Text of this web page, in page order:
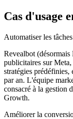
Cas d'usage
Automatiser les
Revealbot (désormais
publicitaires sur
stratégies
par an. L'équipe
consacré à la gestion
Growth.
Améliorer la